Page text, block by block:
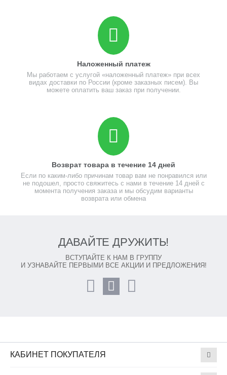
Наложенный платеж
Мы работаем с услугой «наложенный платеж» при всех
видах доставки по России (кроме заказных писем). Вы
можете оплатить ваш заказ при получении.
Возврат товара в течение 14 дней
Если по каким-либо причинам товар вам не понравился или
не подошел, просто свяжитесь с нами в течение 14 дней с
момента получения заказа и мы обсудим варианты
возврата или обмена
ДАВАЙТЕ ДРУЖИТЬ!
ВСТУПАЙТЕ К НАМ В ГРУППУ
И УЗНАВАЙТЕ ПЕРВЫМИ ВСЕ АКЦИИ И ПРЕДЛОЖЕНИЯ!
КАБИНЕТ ПОКУПАТЕЛЯ